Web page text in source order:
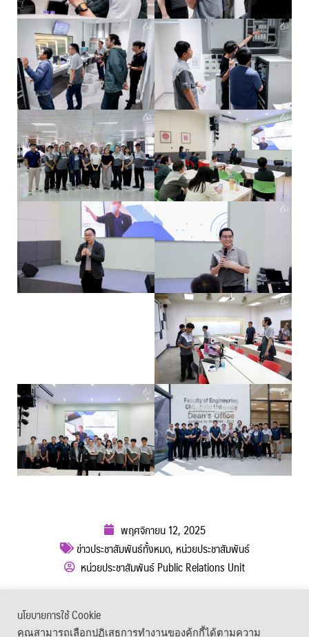
พฤศจิกายน 12, 2025
ข่าวประชาสัมพันธ์ทั้งหมด, หน่วยประชาสัมพันธ์
หน่วยประชาสัมพันธ์ Public Relations Unit
เมนูลัด
นโยบายการใช้ Cookie
คุณสามารถเลือกปฏิเสธการทำงานของคุ้กกี้ได้ตามความ